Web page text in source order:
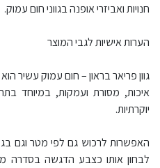
חנויות ואביזרי אופנה בגווני חום עמוק.​
הערות אישיות לגבי המוצר
גוון פריאר בראון – חום עמוק עשיר
איכות, מסורת ועמקות, במיוחד
יוקרתיות.​
לבחון אותו כצבע הדגשה בסדרה